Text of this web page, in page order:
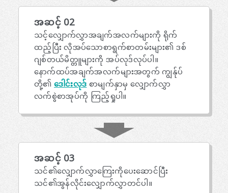
အဆင့် 02
သင့်လျှောက်လွှာအချက်အလက်များကို ရိုက်
ထည့်ပြီး လိုအပ်သောစာရွက်စာတမ်းများ၏ ဒစ်
ဂျစ်တယ်မိတ္တူများကို အပ်လုဒ်လုပ်ပါ။
နောက်ထပ်အချက်အလက်များအတွက် ကျွန်ုပ်
တို့၏ဒေါင်းလုဒ်စာမျက်နှာမှ လျှောက်လွှာ
လက်စွဲစာအုပ်ကို ကြည့်ရှုပါ။
အဆင့် 03
သင်၏လျှောက်လွှာကြေးကိုပေးဆောင်ပြီး
သင်၏အွန်လိုင်းလျှောက်လွှာတင်ပါ။